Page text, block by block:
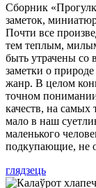
Сборник
заметок,
Почти все
тем теплым,
быть утрачены со
заметки о
жанр. В целом
точном
качеств, на самых
мало в наш
маленького
подкупающие, не
глядзець